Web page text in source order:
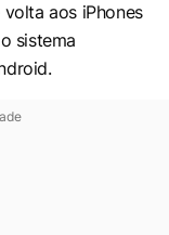
aos iPhones
sistema